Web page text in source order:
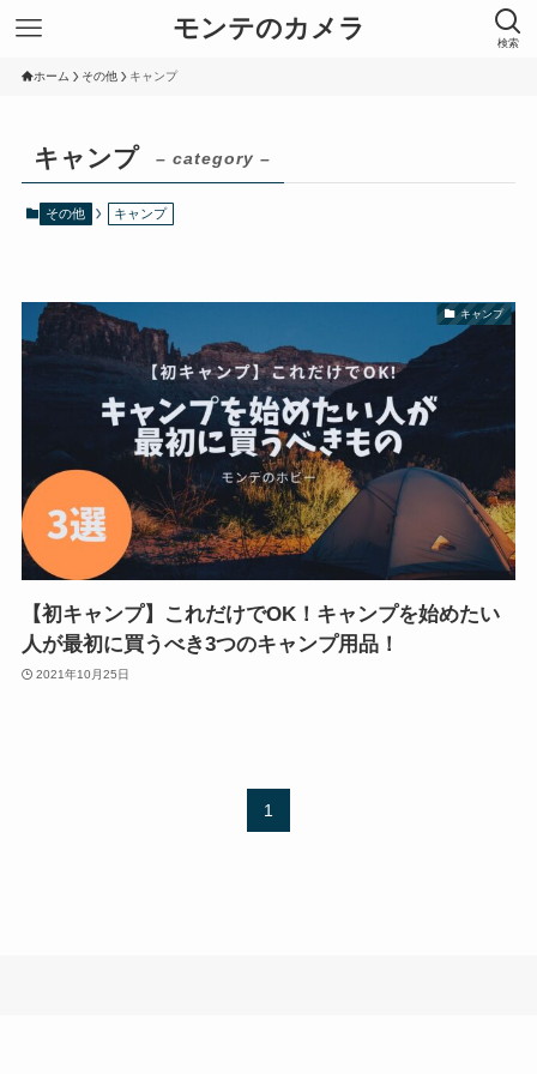
モンテのカメラ 検索
ホーム その他 キャンプ
キャンプ – category –
その他 キャンプ
キャンプ
【初キャンプ】これだけでOK！キャンプを始めたい
人が最初に買うべき3つのキャンプ用品！
2021年10月25日
1